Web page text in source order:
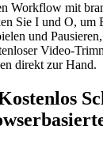
Workflow mit
Sie I und O, um
und
Video-
direkt zur Hand.